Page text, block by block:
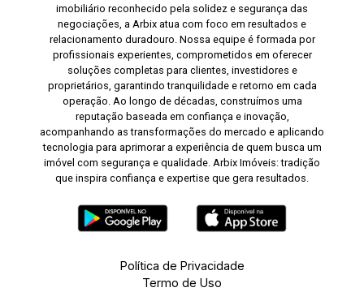
imobiliário reconhecido pela solidez e segurança das
negociações, a Arbix atua com foco em resultados e
relacionamento duradouro. Nossa equipe é formada por
profissionais experientes, comprometidos em oferecer
soluções completas para clientes, investidores e
proprietários, garantindo tranquilidade e retorno em cada
operação. Ao longo de décadas, construímos uma
reputação baseada em confiança e inovação,
acompanhando as transformações do mercado e aplicando
tecnologia para aprimorar a experiência de quem busca um
imóvel com segurança e qualidade. Arbix Imóveis: tradição
que inspira confiança e expertise que gera resultados.
Política de Privacidade
Termo de Uso